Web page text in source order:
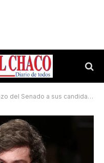
a sus candidatos para la Corte